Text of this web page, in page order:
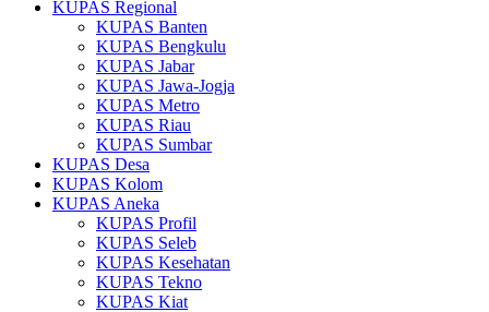
KUPAS Regional
KUPAS Banten
KUPAS Bengkulu
KUPAS Jabar
KUPAS Jawa-Jogja
KUPAS Metro
KUPAS Riau
KUPAS Sumbar
KUPAS Desa
KUPAS Kolom
KUPAS Aneka
KUPAS Profil
KUPAS Seleb
KUPAS Kesehatan
KUPAS Tekno
KUPAS Kiat